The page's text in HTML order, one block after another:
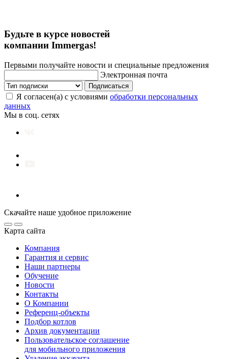
Будьте в курсе новостей
компании Immergas!
Первыми получайте новости и специальные предложения
Электронная почта
Подписаться
Я согласен(а) с условиями обработки персональных
данных
Мы в соц. сетях
Скачайте наше удобное приложение
Карта сайта
Компания
Гарантия и сервис
Наши партнеры
Обучение
Новости
Контакты
О Компании
Референц-объекты
Подбор котлов
Архив документации
Пользовательское соглашение
для мобильного приложения